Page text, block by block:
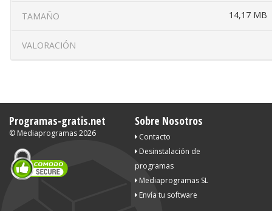
TAMAÑO 14,17 MB
VALORACIÓN
Programas-gratis.net
© Mediaprogramas2026
Sobre Nosotros
Contacto
Desinstalación de
programas
Mediaprogramas SL
Envía tu software